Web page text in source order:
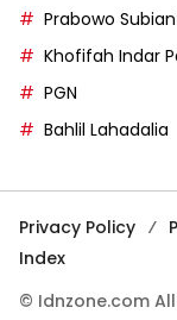
Prabowo
Khofifah Indar
PGN
Bahlil Lahadalia
Privacy Policy
Index
© Idnzone.com